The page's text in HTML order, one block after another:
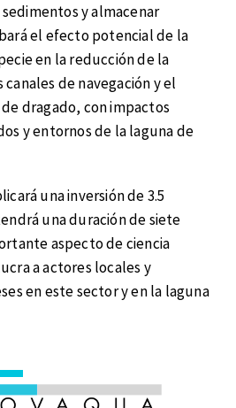
y almacenar
el efecto potencial de la
en la reducción de la
de navegación y el
dragado, con impactos
y entornos de la laguna de
una inversión de 3.5
una duración de siete
aspecto de ciencia
a actores locales y
en este sector y en la laguna